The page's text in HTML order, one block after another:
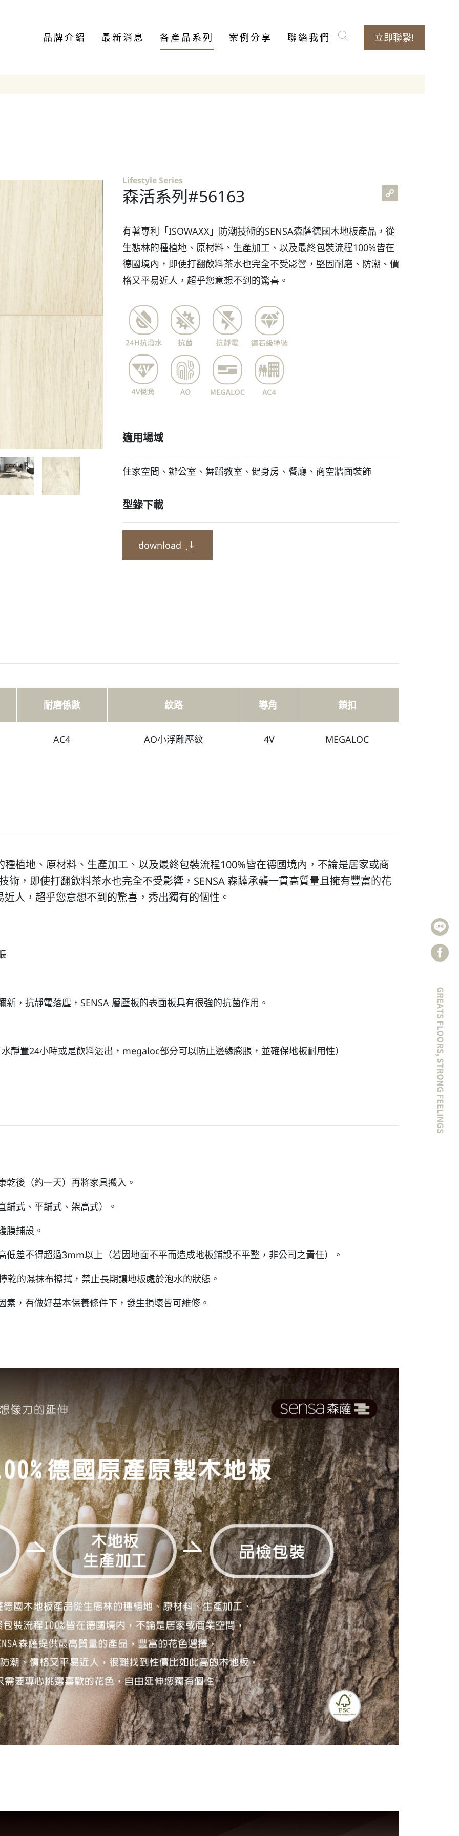
品牌介紹 最新消息 各產品系列 案例分享 聯絡我們 立即聯繫!
Lifestyle Series
森活系列#56163
有著專利「ISOWAXX」防潮技術的SENSA森薩德國木地板產品，從
生態林的種植地、原材料、生產加工、以及最終包裝流程100%皆在
德國境內，即使打翻飲料茶水也完全不受影響，堅固耐磨、防潮、價
格又平易近人，超乎您意想不到的驚喜。
適用場域
住家空間、辦公室、舞蹈教室、健身房、餐廳、商空牆面裝飾
型錄下載
download
耐磨係數 紋路 導角 鎖扣
AC4 AO小浮雕壓紋 4V MEGALOC
種植地、原材料、生產加工、以及最終包裝流程100%皆在德國境內，不論是居家或商
術，即使打翻飲料茶水也完全不受影響，SENSA 森薩承襲一貫高質量且擁有豐富的花
人，超乎您意想不到的驚喜，秀出獨有的個性。
，抗靜電落塵，SENSA 層壓板的表面板具有很強的抗菌作用。
置24小時或是飲料灑出，megaloc部分可以防止邊緣膨脹，並確保地板耐用性）
後（約一天）再將家具搬入。
舖式、平舖式、架高式）。
膜鋪設。
低差不得超過3mm以上（若因地面不平而造成地板鋪設不平整，非公司之責任）。
乾的濕抹布擦拭，禁止長期讓地板處於泡水的狀態。
，有做好基本保養條件下，發生損壞皆可維修。